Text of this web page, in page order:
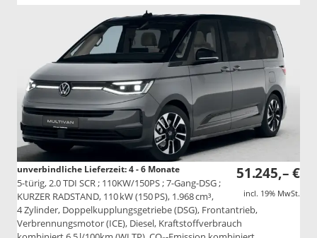
51.245,– €
incl. 19% MwSt.
unverbindliche Lieferzeit: 4 - 6 Monate
5-türig, 2.0 TDI SCR ; 110KW/150PS ; 7-Gang-DSG ;
KURZER RADSTAND, 110 kW (150 PS), 1.968 cm³,
4 Zylinder, Doppelkupplungsgetriebe (DSG), Frontantrieb,
Verbrennungsmotor (ICE), Diesel, Kraftstoffverbrauch